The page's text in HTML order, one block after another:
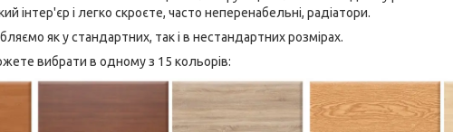
інтер'єр і легко скроєте, часто неперенабельні, радіатори.
як у стандартних, так і в нестандартних розмірах.
вибрати в одному з 15 кольорів: